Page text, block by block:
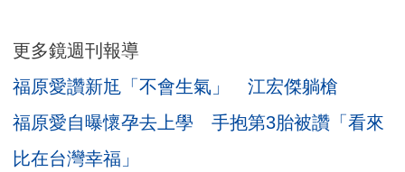
更多鏡週刊報導
福原愛讚新尪「不會生氣」 江宏傑躺槍
福原愛自曝懷孕去上學 手抱第3胎被讚「看來
比在台灣幸福」